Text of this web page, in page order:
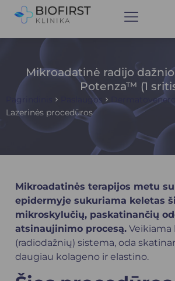
Mikroadatinė radijo
Potenza™ (1
Pagrindinis Paslaugos
Lazerinės procedūros
Mikroadatinės terapijos metu su
epidermyje sukuriama keletas
mikroskylučių, paskatinančių
atsinaujinimo procesą. Veikiama
(radiodažnių) sistema, oda
daugiau kolageno ir elastino.